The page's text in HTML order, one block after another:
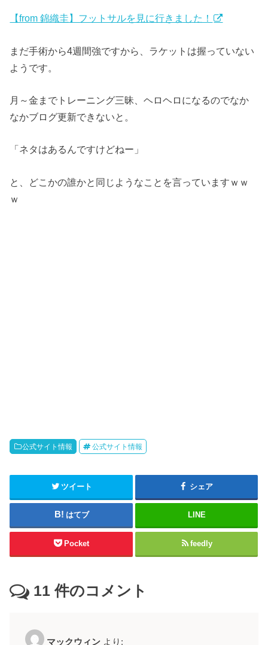
【from 錦織圭】フットサルを見に行きました！
まだ手術から4週間強ですから、ラケットは握っていない
ようです。
月～金までトレーニング三昧、ヘロヘロになるのでなか
なかブログ更新できないと。
「ネタはあるんですけどねー」
と、どこかの誰かと同じようなことを言っていますｗｗ
ｗ
公式サイト情報 公式サイト情報
ツイート シェア
はてブ LINE
Pocket feedly
11 件のコメント
マックウィン より: